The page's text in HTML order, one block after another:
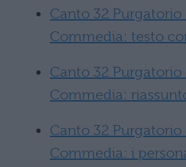
Canto 32 Purgatorio
Commedia: testo
Canto 32 Purgatorio
Commedia:
Canto 32 Purgatorio
Commedia: i